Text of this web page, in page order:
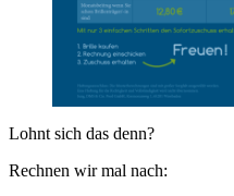
Lohnt sich das denn?
Rechnen wir mal nach: